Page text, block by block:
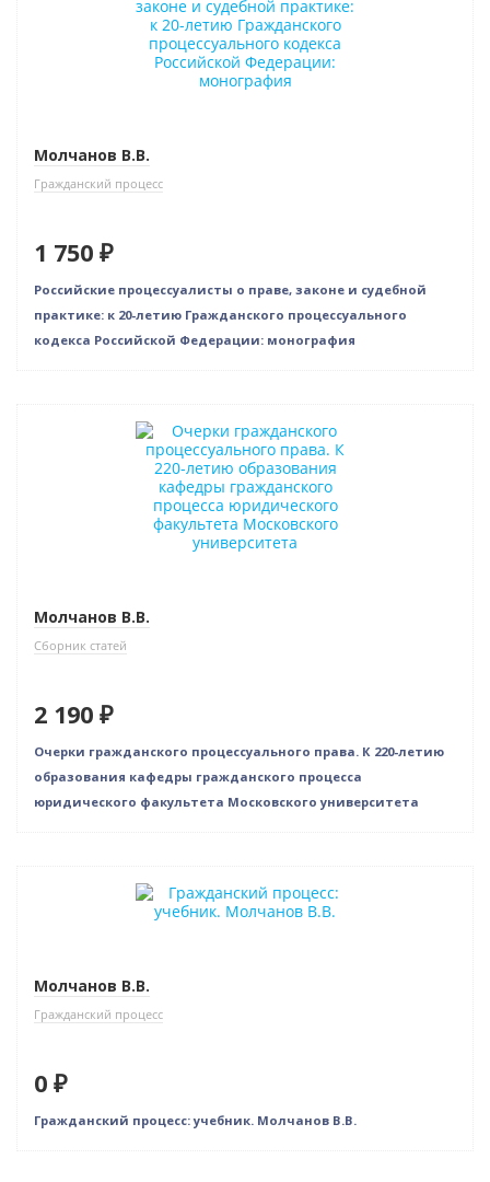
Молчанов В.В.
Гражданский процесс
1 750 ₽
Российские процессуалисты о праве, законе и судебной
практике: к 20-летию Гражданского процессуального
кодекса Российской Федерации: монография
Молчанов В.В.
Сборник статей
2 190 ₽
Очерки гражданского процессуального права. К 220-летию
образования кафедры гражданского процесса
юридического факультета Московского университета
Молчанов В.В.
Гражданский процесс
0 ₽
Гражданский процесс: учебник. Молчанов В.В.